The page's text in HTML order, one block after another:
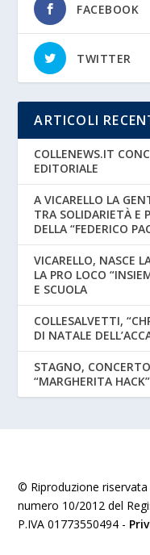
FACEBOOK
TWITTER
ARTICOLI
COLLENEWS.IT
EDITORIALE
A VICARELLO LA
TRA SOLIDARIETÀ E
DELLA “FEDERICO
VICARELLO, NASCE
LA PRO LOCO
E SCUOLA
COLLESALVETTI,
DI NATALE
STAGNO,
“MARGHERITA HACK”
© Riproduzione
numero 10/2012 del
P.IVA 01773550494 -